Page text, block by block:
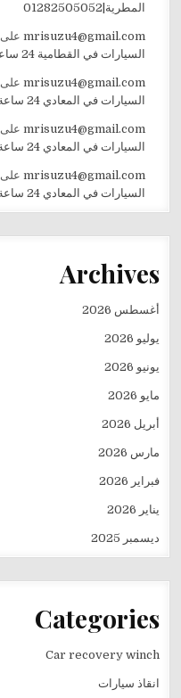
المطرية|01282505052
mrisuzu4@gmail.comعلى
السيارات في القطامية 24 ساعة بأسرع وصول
mrisuzu4@gmail.comعلى
السيارات في المعادي 24 ساعة | خدمة سريعة وآمنة
mrisuzu4@gmail.comعلى
السيارات في المعادي 24 ساعة | خدمة سريعة وآمنة
mrisuzu4@gmail.comعلى
السيارات في المعادي 24 ساعة | خدمة سريعة وآمنة
Archives
أغسطس 2026
يوليو 2026
يونيو 2026
مايو 2026
أبريل 2026
مارس 2026
فبراير 2026
يناير 2026
ديسمبر 2025
Categories
Car recovery winch
انقاذ سيارات